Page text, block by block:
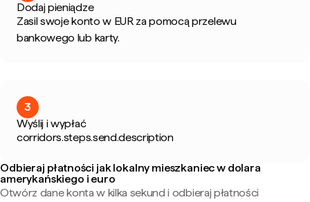
Dodaj pieniądze
Zasil swoje konto w EUR za pomocą przelewu
bankowego lub karty.
3
Wyślij i wypłać
corridors.steps.send.description
Odbieraj płatności jak lokalny mieszkaniec w dolara
amerykańskiego i euro
Otwórz dane konta w kilka sekund i odbieraj płatności